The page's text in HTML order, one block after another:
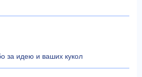
за идею и ваших кукол